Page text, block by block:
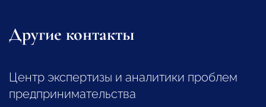
Другие контакты
Центр экспертизы и аналитики проблем
предпринимательства